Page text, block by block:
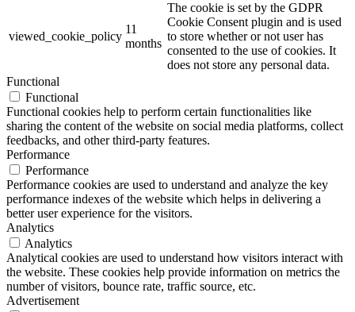
viewed_cookie_policy
11
months
The cookie is set by the GDPR
Cookie Consent plugin and is used
to store whether or not user has
consented to the use of cookies. It
does not store any personal data.
Functional
Functional
Functional cookies help to perform certain functionalities like
sharing the content of the website on social media platforms, collect
feedbacks, and other third-party features.
Performance
Performance
Performance cookies are used to understand and analyze the key
performance indexes of the website which helps in delivering a
better user experience for the visitors.
Analytics
Analytics
Analytical cookies are used to understand how visitors interact with
the website. These cookies help provide information on metrics the
number of visitors, bounce rate, traffic source, etc.
Advertisement